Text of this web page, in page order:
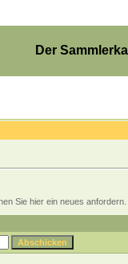
Der
Sie hier ein neues